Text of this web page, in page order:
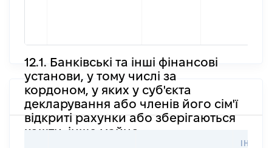
12.1. Банківські та інші фінансові
установи, у тому числі за
кордоном, у яких у суб'єкта
декларування або членів його сім'ї
відкриті рахунки або зберігаються
кошти, інше майно